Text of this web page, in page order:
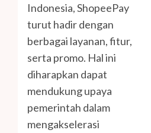
Indonesia, ShopeePay
turut hadir dengan
berbagai layanan, fitur,
serta promo. Hal ini
diharapkan dapat
mendukung upaya
pemerintah dalam
mengakselerasi